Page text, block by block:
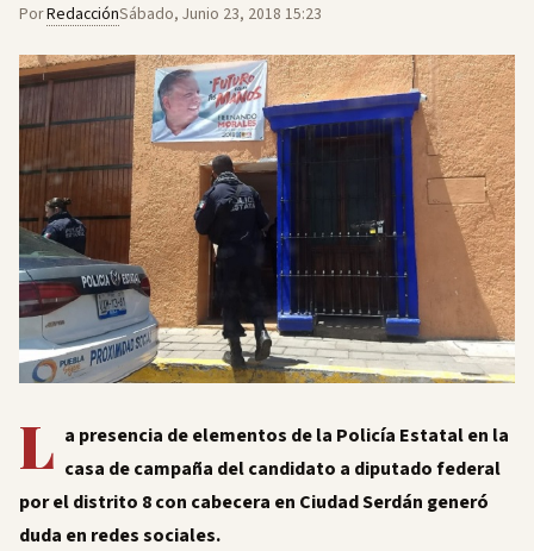
PorRedacciónSábado, Junio 23, 2018 15:23
L a presencia de elementos de la Policía Estatal en la
casa de campaña del candidato a diputado federal
por el distrito 8 con cabecera en Ciudad Serdán generó
duda en redes sociales.